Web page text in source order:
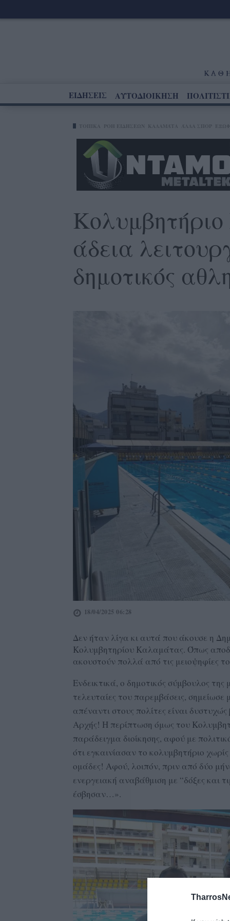
ΕΙΔΗΣΕΙΣ ΑΥΤΟΔΙΟΙΚΗΣΗ
άδεια
δημοτικός
18/04/2025 06:28
Δεν ήταν λίγα κι αυτά που άκουσε η
Κολυμβητηρίου Καλαμάτας. Όπως
ακουστούν πολλά από τις μειοψηφίες
Ενδεικτικά, ο δημοτικός σύμβουλος
τελευταίες του παρεμβάσεις,
απέναντι στους πολίτες είναι
Αρχής! Η περίπτωση όμως του
παράδειγμα διοίκησης, αφού με
ότι εγκαινίασαν το κολυμβητήριο
ομάδες! Αφού, λοιπόν, πριν από δύο
ενεργειακή αναβάθμιση με “δόξες και
έσβησαν…».